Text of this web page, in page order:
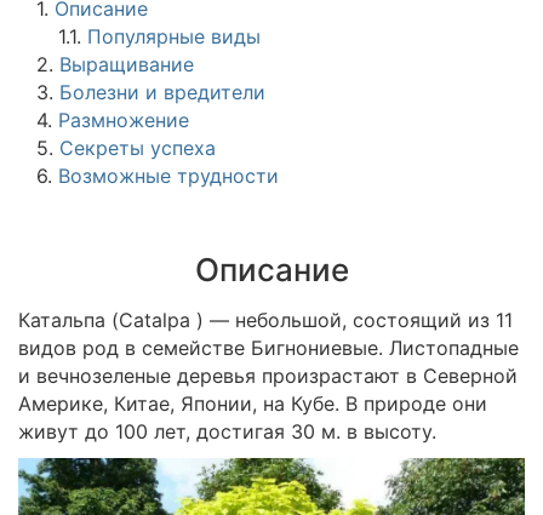
1. Описание
1.1. Популярные виды
2. Выращивание
3. Болезни и вредители
4. Размножение
5. Секреты успеха
6. Возможные трудности
Описание
Катальпа (Catalpa ) — небольшой, состоящий из 11
видов род в семействе Бигнониевые. Листопадные
и вечнозеленые деревья произрастают в Северной
Америке, Китае, Японии, на Кубе. В природе они
живут до 100 лет, достигая 30 м. в высоту.